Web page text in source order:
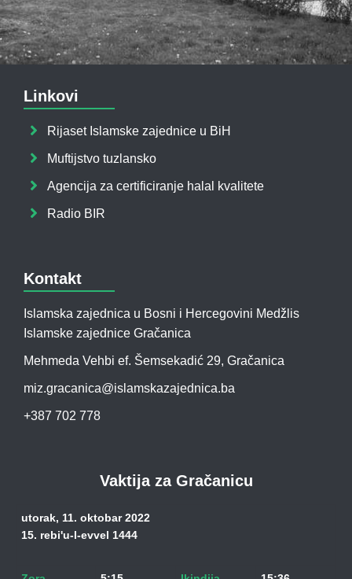
Linkovi
Rijaset Islamske zajednice u BiH
Muftijstvo tuzlansko
Agencija za certificiranje halal kvalitete
Radio BIR
Kontakt
Islamska zajednica u Bosni i Hercegovini Medžlis
Islamske zajednice Gračanica
Mehmeda Vehbi ef. Šemsekadić 29, Gračanica
miz.gracanica@islamskazajednica.ba
+387 702 778
Vaktija za Gračanicu
utorak, 11. oktobar 2022
15. rebi'u-l-evvel 1444